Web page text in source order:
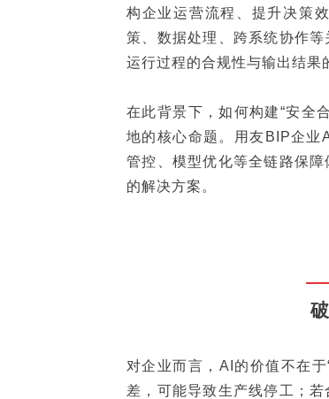
构企业运营流程、提升决策
策、数据处理、跨系统协作
运行过程的合规性与输出结果
在此背景下，如何构建“安全
地的核心命题。用友BIP企业
管控、模型优化等全链路保
的解决方案。
对企业而言，AI的价值不在
差，可能导致生产线停工；